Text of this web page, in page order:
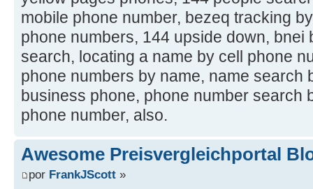
mobile phone number, bezeq tracking
phone numbers, 144 upside down, bnei
search, locating a name by cell phone
phone numbers by name, name search
business phone, phone number search
phone number, also.
Awesome Preisvergleichportal
por FrankJScott »